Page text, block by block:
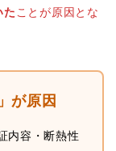
た ことが原因とな
が原因
内容・断熱性